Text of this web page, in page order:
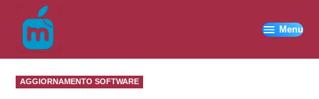
contenuto
Menu
PUBBLICATO
IN
AGGIORNAMENTO SOFTWARE